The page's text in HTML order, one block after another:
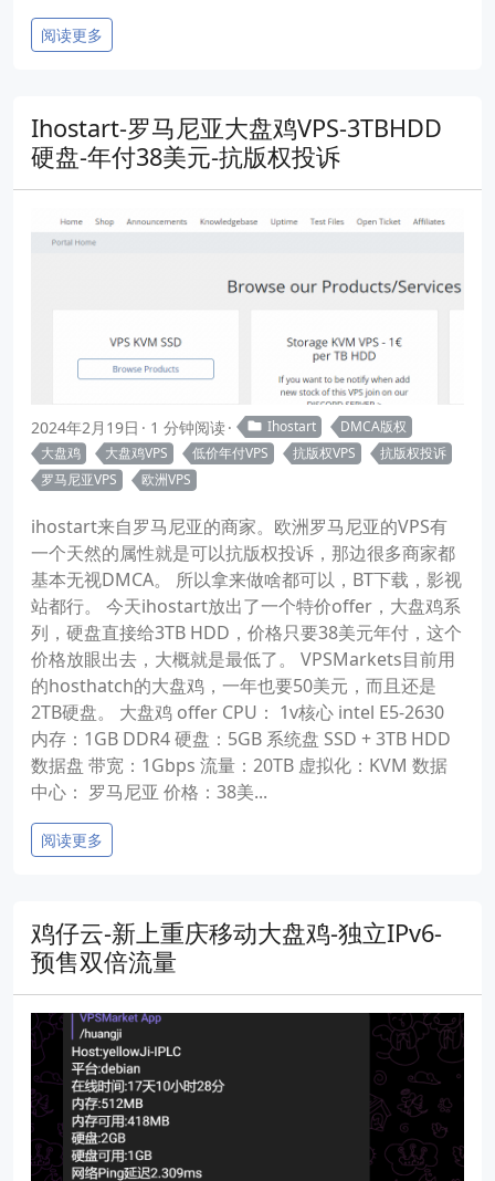
阅读更多
Ihostart-罗马尼亚大盘鸡VPS-3TBHDD
硬盘-年付38美元-抗版权投诉
2024年2月19日 1 分钟阅读 Ihostart
DMCA版权
大盘鸡
大盘鸡VPS 低价年付VPS 抗版权VPS
抗版权投诉
罗马尼亚VPS
欧洲VPS
ihostart来自罗马尼亚的商家。欧洲罗马尼亚的VPS有
一个天然的属性就是可以抗版权投诉，那边很多商家都
基本无视DMCA。 所以拿来做啥都可以，BT下载，影视
站都行。 今天ihostart放出了一个特价offer，大盘鸡系
列，硬盘直接给3TB HDD，价格只要38美元年付，这个
价格放眼出去，大概就是最低了。 VPSMarkets目前用
的hosthatch的大盘鸡，一年也要50美元，而且还是
2TB硬盘。 大盘鸡 offer CPU： 1v核心 intel E5-2630
内存：1GB DDR4 硬盘：5GB 系统盘 SSD + 3TB HDD
数据盘 带宽：1Gbps 流量：20TB 虚拟化：KVM 数据
中心： 罗马尼亚 价格：38美...
阅读更多
鸡仔云-新上重庆移动大盘鸡-独立IPv6-
预售双倍流量